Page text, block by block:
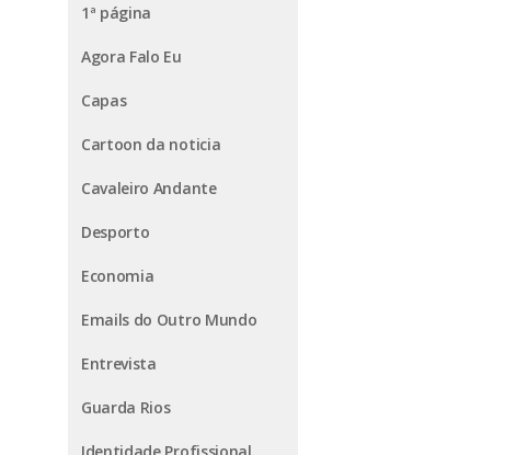
1ª página
Agora Falo Eu
Capas
Cartoon da noticia
Cavaleiro Andante
Desporto
Economia
Emails do Outro Mundo
Entrevista
Guarda Rios